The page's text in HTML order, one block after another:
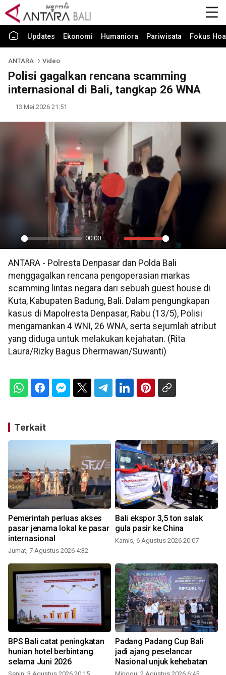
Updates Ekonomi Humaniora Pariwisata Fokus
ANTARA Video
Polisi gagalkan rencana scamming
internasional di Bali, tangkap 26 WNA
13 Mei 2026 21:51
Play
00:00
Mute Settings
PIP
Play
ANTARA - Polresta Denpasar dan Polda Bali
menggagalkan rencana pengoperasian markas
scamming lintas negara dari sebuah guest house di
Kuta, Kabupaten Badung, Bali. Dalam pengungkapan
kasus di Mapolresta Denpasar, Rabu (13/5), Polisi
mengamankan 4 WNI, 26 WNA, serta sejumlah atribut
yang diduga untuk melakukan kejahatan. (Rita
Laura/Rizky Bagus Dhermawan/Suwanti)
Terkait
Pemerintah perluas akses
pasar jenama lokal ke pasar
internasional
Jumat, 7 Agustus 2026 4:32
Bali ekspor 3,5 ton salak
gula pasir ke China
Kamis, 6 Agustus 2026 20:07
BPS Bali catat peningkatan
hunian hotel berbintang
selama Juni 2026
Padang Padang Cup Bali
jadi ajang peselancar
Nasional unjuk kehebatan